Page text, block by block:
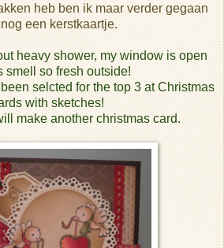
heb ben ik maar verder gegaan
een kerstkaartje.
heavy shower, my window is open
smell so fresh outside!
selcted for the top 3 at Christmas
with sketches!
make another christmas card.